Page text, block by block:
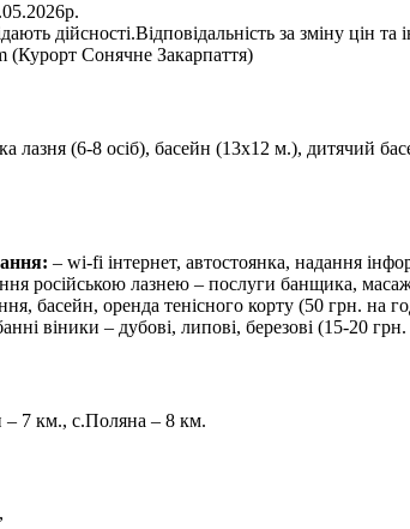
дійсності.Відповідальність за зміну цін
(Курорт Сонячне Закарпаття)
лазня (6-8 осіб), басейн (13х12 м.), дитячий
– wi-fi інтернет, автостоянка, надання
російською лазнею – послуги банщика,
басейн, оренда тенісного корту (50 грн. на
віники – дубові, липові, березові (15-20
7 км., с.Поляна – 8 км.